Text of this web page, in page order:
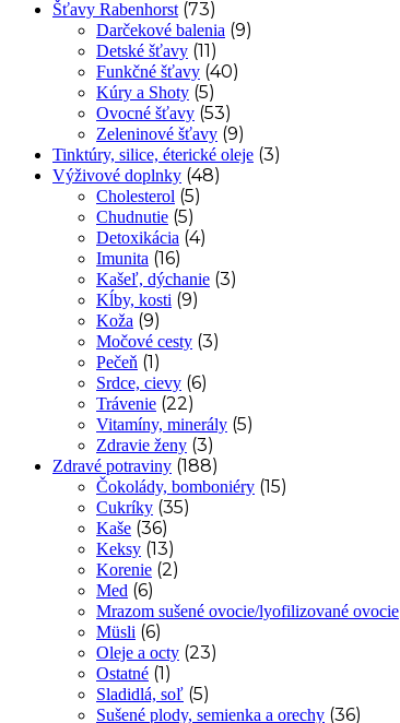
Šťavy Rabenhorst (73)
Darčekové balenia (9)
Detské šťavy (11)
Funkčné šťavy (40)
Kúry a Shoty (5)
Ovocné šťavy (53)
Zeleninové šťavy (9)
Tinktúry, silice, éterické oleje (3)
Výživové doplnky (48)
Cholesterol (5)
Chudnutie (5)
Detoxikácia (4)
Imunita (16)
Kašeľ, dýchanie (3)
Kĺby, kosti (9)
Koža (9)
Močové cesty (3)
Pečeň (1)
Srdce, cievy (6)
Trávenie (22)
Vitamíny, minerály (5)
Zdravie ženy (3)
Zdravé potraviny (188)
Čokolády, bomboniéry (15)
Cukríky (35)
Kaše (36)
Keksy (13)
Korenie (2)
Med (6)
Mrazom sušené ovocie/lyofilizované ovocie
Müsli (6)
Oleje a octy (23)
Ostatné (1)
Sladidlá, soľ (5)
Sušené plody, semienka a orechy (36)